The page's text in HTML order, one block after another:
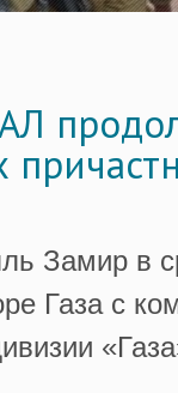
Замир в
Газа с